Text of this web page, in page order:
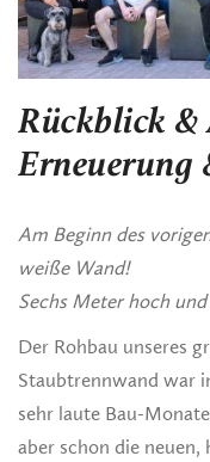
Rückblick &
Erneuerung
Am Beginn des
weiße Wand!
Sechs Meter hoch und
Der Rohbau unseres
Staubtrennwand war
sehr laute Bau-
aber schon die neuen,